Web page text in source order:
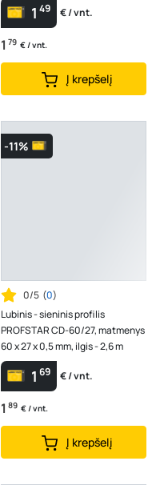
1 49 € / vnt.
1 79 € / vnt.
Į krepšelį
-11%
0/5 (0)
Lubinis - sieninis profilis
PROFSTAR CD-60/27, matmenys
60 x 27 x 0,5 mm, ilgis - 2,6 m
1 69 € / vnt.
1 89 € / vnt.
Į krepšelį